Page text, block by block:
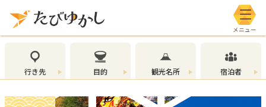
メニ
行き先 目的 観光名所 宿泊者